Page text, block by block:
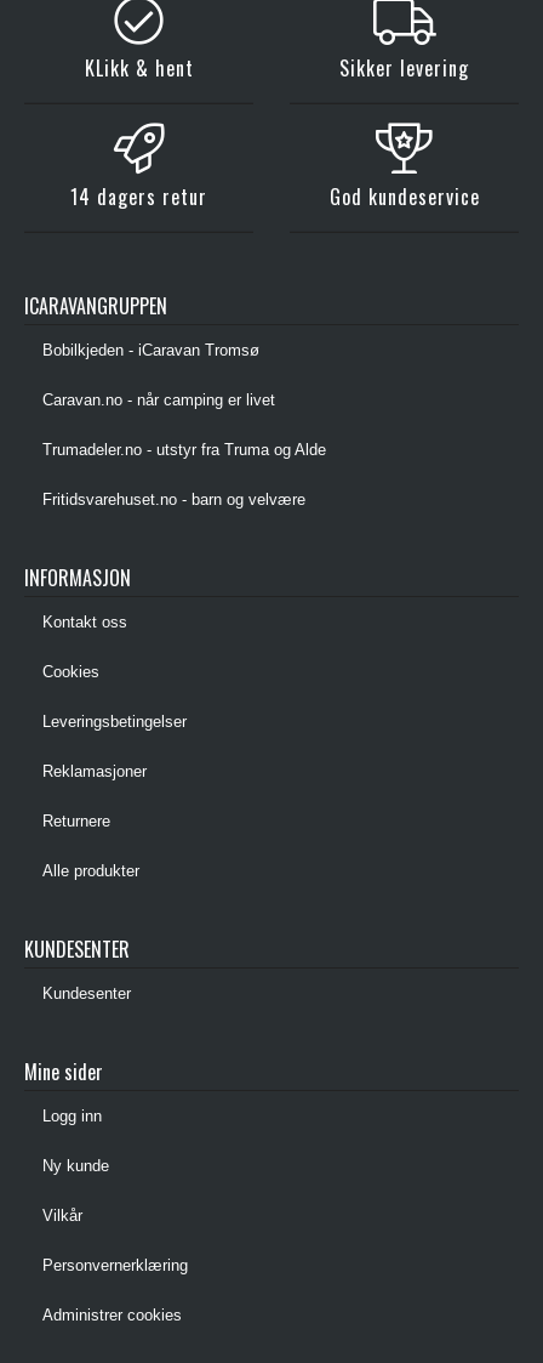
KLikk & hent Sikker levering
14 dagers retur God kundeservice
ICARAVANGRUPPEN
Bobilkjeden - iCaravan Tromsø
Caravan.no - når camping er livet
Trumadeler.no - utstyr fra Truma og Alde
Fritidsvarehuset.no - barn og velvære
INFORMASJON
Kontakt oss
Cookies
Leveringsbetingelser
Reklamasjoner
Returnere
Alle produkter
KUNDESENTER
Kundesenter
Mine sider
Logg inn
Ny kunde
Vilkår
Personvernerklæring
Administrer cookies